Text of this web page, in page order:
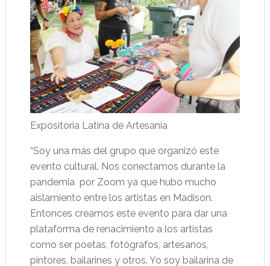
Expositoria Latina de Artesania
“Soy una más del grupo que organizó este
evento cultural. Nos conectamos durante la
pandemia por Zoom ya que hubo mucho
aislamiento entre los artistas en Madison.
Entonces creamos este evento para dar una
plataforma de renacimiento a los artistas
como ser poetas, fotógrafos, artesanos,
pintores, bailarines y otros. Yo soy bailarina de